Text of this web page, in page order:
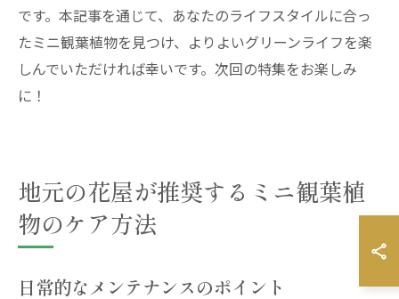
です。本記事を通じて、あなたのライフスタイルに合っ
たミニ観葉植物を見つけ、よりよいグリーンライフを楽
しんでいただければ幸いです。次回の特集をお楽しみ
に！
地元の花屋が推奨するミニ観葉植
物のケア方法
日常的なメンテナンスのポイント